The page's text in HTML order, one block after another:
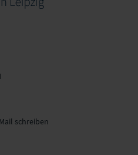
schreiben